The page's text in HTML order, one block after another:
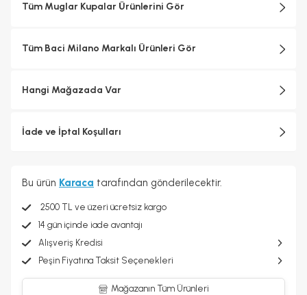
bardaklardan kavanozlara, kesme tahtalarından
tamamlamak için İtalyan zarafetini ve canlılığını
sofralarınıza ve yaşam alanlarınıza benzersiz bir
cazibe ve zarafet katar.
Tüm Muglar Kupalar Ürünlerini Gör
Tüm Baci Milano Markalı Ürünleri Gör
Hangi Mağazada Var
İade ve İptal Koşulları
Bu ürün Karaca tarafından gönderilecektir.
2500 TL ve üzeri ücretsiz kargo
14 gün içinde iade avantajı
Alışveriş Kredisi
Peşin Fiyatına Taksit Seçenekleri
Mağazanın Tüm Ürünleri